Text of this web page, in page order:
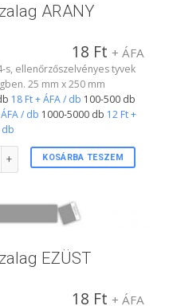
ARANY
18 Ft + ÁFA
s, ellenőrzőszelvényes tyvek
25 mm x 250 mm
18 Ft + ÁFA / db 100-500 db
/ db 1000-5000 db 12 Ft +
db
KOSÁRBA TESZEM
karszalag ARANY színben
EZÜST
18 Ft + ÁFA